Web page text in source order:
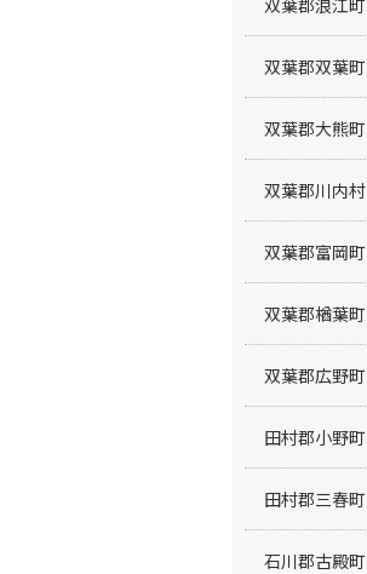
双葉郡浪江町
双葉郡双葉町
双葉郡大熊町
双葉郡川内村
双葉郡富岡町
双葉郡楢葉町
双葉郡広野町
田村郡小野町
田村郡三春町
石川郡古殿町